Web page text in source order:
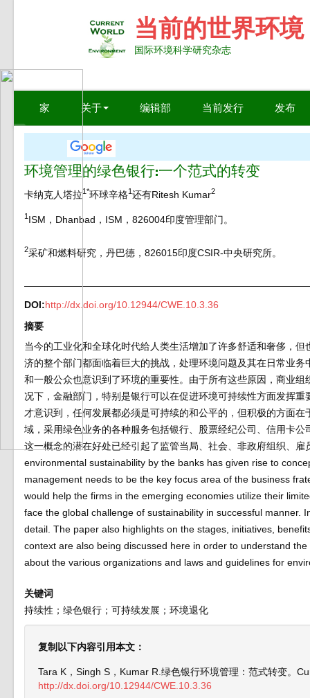
当前的世界环境
国际环境科学研究杂志
家 关于 编辑部 当前发行 发布
环境管理的绿色银行:一个范式的转变
卡纳克人塔拉1*环球辛格1还有Ritesh Kumar2
1ISM，Dhanbad，ISM，826004印度管理部门。
2采矿和燃料研究，丹巴德，826015印度CSIR-中央研究所。
DOI:http://dx.doi.org/10.12944/CWE.10.3.36
摘要
当今的工业化和全球化时代给人类生活增加了许多舒适和奢侈，
济的整个部门都面临着巨大的挑战，处理环境问题及其在日常业
和一般公众也意识到了环境的重要性。由于所有这些原因，商业
况下，金融部门，特别是银行可以在促进环境可持续性方面发挥
才意识到，任何发展都必须是可持续的和公平的，但积极的方面
域，采用绿色业务的各种服务包括银行、股票经纪公司、信用卡
这一概念的潜在好处已经引起了监管当局、社会、非政府组织、
environmental sustainability by the banks has given rise to
management needs to be the key focus area of the business
would help the firms in the emerging economies utilize their
face the global challenge of sustainability in successful
detail. The paper also highlights on the stages, initiatives,
context are also being discussed here in order to understand
about the various organizations and laws and guidelines for
关键词
持续性；绿色银行；可持续发展；环境退化
复制以下内容引用本文：
Tara K，Singh S，Kumar R.绿色银行环境管理：范式转变。
http://dx.doi.org/10.12944/CWE.10.3.36